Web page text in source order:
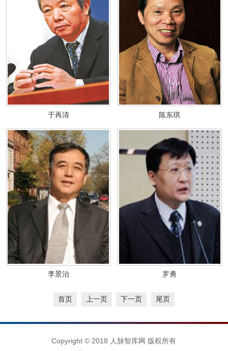
于再清 陈东琪
​​​​​​​李景治 罗勇
首页 上一页 下一页 尾页
Copyright © 2018 人脉智库网 版权所有